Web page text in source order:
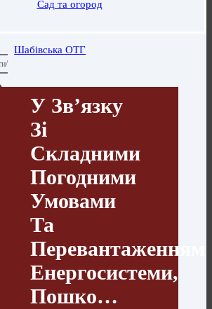
Сад та огород
Шабівська ОТГ
У Звʼязку
Зі
Складними
Погодними
Умовами
Та
Перевантаженням
Енергосистеми,
Пошко…